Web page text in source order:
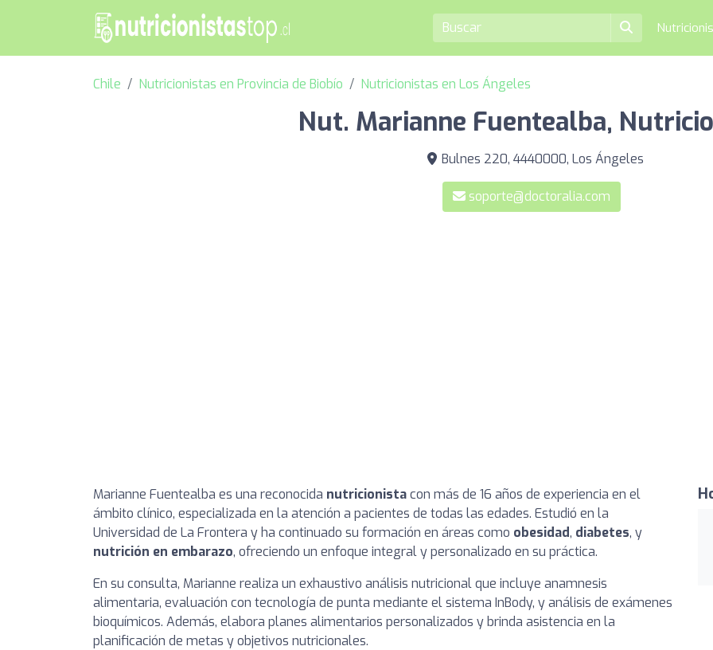
Chile Nutricionistas en Provincia de Biobío Nutricionistas en Los Ángeles
Nut. Marianne Fuentealba,
Bulnes 220, 4440000, Los Ángeles
soporte@doctoralia.com
Marianne Fuentealba es una reconocida nutricionistacon más de 16 años de experiencia en el
ámbito clínico, especializada en la atención a pacientes de todas las edades. Estudió en la
Universidad de La Frontera y ha continuado su formación en áreas como obesidad, diabetes, y
nutrición en embarazo, ofreciendo un enfoque integral y personalizado en su práctica.
En su consulta, Marianne realiza un exhaustivo análisis nutricional que incluye anamnesis
alimentaria, evaluación con tecnología de punta mediante el sistema InBody, y análisis de exámenes
bioquímicos. Además, elabora planes alimentarios personalizados y brinda asistencia en la
planificación de metas y objetivos nutricionales.